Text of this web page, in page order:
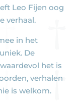
Leo Fijen oog
verhaal.
in het
De
het is
verhalen
is welkom.